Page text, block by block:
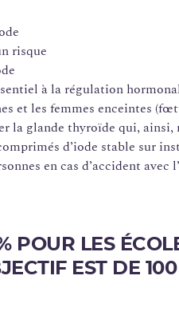
risque
à la régulation
et les femmes enceintes
la glande thyroïde qui, ainsi,
d’iode stable sur
en cas d’accident avec
POUR LES
EST DE